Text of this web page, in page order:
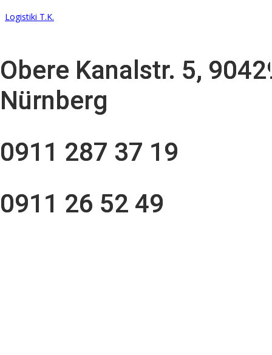
Logistiki T.K.
Obere Kanalstr. 5,
Nürnberg
0911 287 37 19
0911 26 52 49
Obere Kanalstr. 5,
Nürnberg
0911 287 37 19
0911 26 52 49